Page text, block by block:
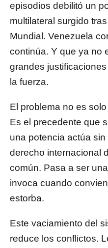
episodios debilitó un
multilateral surgido
Mundial. Venezuela
continúa. Y que ya no
grandes
la fuerza.
El problema no es
Es el precedente que
una potencia actúa
derecho internacional
común. Pasa a ser
invoca cuando
estorba.
Este vaciamiento del
reduce los conflictos.